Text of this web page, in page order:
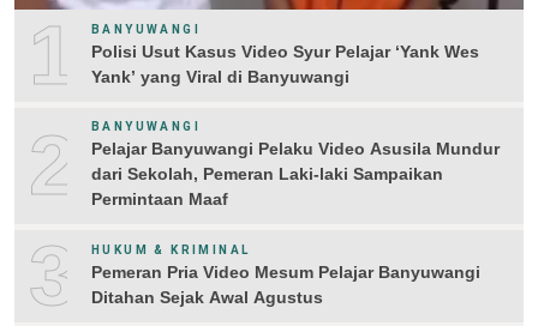
1 BANYUWANGI
Polisi Usut Kasus Video Syur Pelajar ‘Yank Wes
Yank’ yang Viral di Banyuwangi
2 BANYUWANGI
Pelajar Banyuwangi Pelaku Video Asusila Mundur
dari Sekolah, Pemeran Laki-laki Sampaikan
Permintaan Maaf
3 HUKUM & KRIMINAL
Pemeran Pria Video Mesum Pelajar Banyuwangi
Ditahan Sejak Awal Agustus